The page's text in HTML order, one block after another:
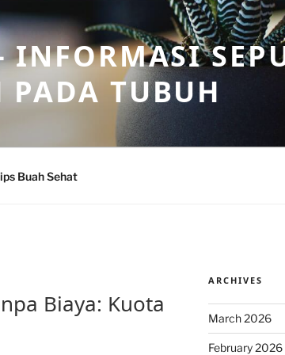
INFORMASI
TUBUH
Buah Sehat
Biaya: Kuota
ARCHIVES
March 2026
February 2026